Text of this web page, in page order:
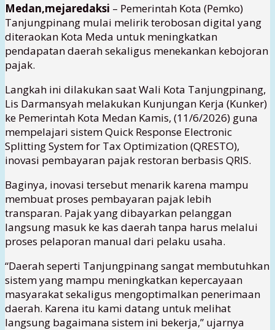
Medan,mejaredaksi – Pemerintah Kota (Pemko)
Tanjungpinang mulai melirik terobosan digital yang
diteraokan Kota Meda untuk meningkatkan
pendapatan daerah sekaligus menekankan kebojoran
pajak.
Langkah ini dilakukan saat Wali Kota Tanjungpinang,
Lis Darmansyah melakukan Kunjungan Kerja (Kunker)
ke Pemerintah Kota Medan Kamis, (11/6/2026) guna
mempelajari sistem Quick Response Electronic
Splitting System for Tax Optimization (QRESTO),
inovasi pembayaran pajak restoran berbasis QRIS.
Baginya, inovasi tersebut menarik karena mampu
membuat proses pembayaran pajak lebih
transparan. Pajak yang dibayarkan pelanggan
langsung masuk ke kas daerah tanpa harus melalui
proses pelaporan manual dari pelaku usaha.
“Daerah seperti Tanjungpinang sangat membutuhkan
sistem yang mampu meningkatkan kepercayaan
masyarakat sekaligus mengoptimalkan penerimaan
daerah. Karena itu kami datang untuk melihat
langsung bagaimana sistem ini bekerja,” ujarnya